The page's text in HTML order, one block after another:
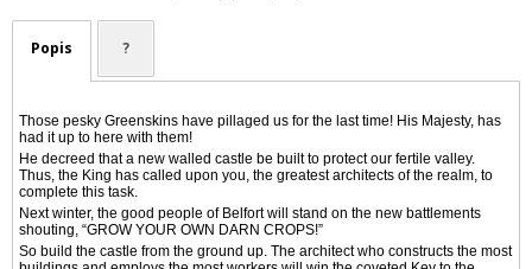
Popis ?
Those pesky Greenskins have pillaged us for the last time! His Majesty, has
had it up to here with them!
He decreed that a new walled castle be built to protect our fertile valley.
Thus, the King has called upon you, the greatest architects of the realm, to
complete this task.
Next winter, the good people of Belfort will stand on the new battlements
shouting, “GROW YOUR OWN DARN CROPS!”
So build the castle from the ground up. The architect who constructs the most